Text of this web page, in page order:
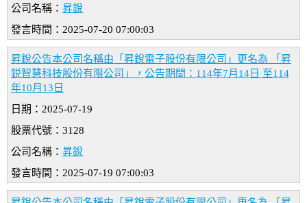
公司名稱： 昇銳
發言時間：2025-07-20 07:00:03
昇銳公告本公司名稱由「昇銳電子股份有限公司」更名為 「昇
鋭智慧科技股份有限公司」，公告期間：114年7月14日 至114
年10月13日
日期：2025-07-19
股票代號：3128
公司名稱： 昇銳
發言時間：2025-07-19 07:00:03